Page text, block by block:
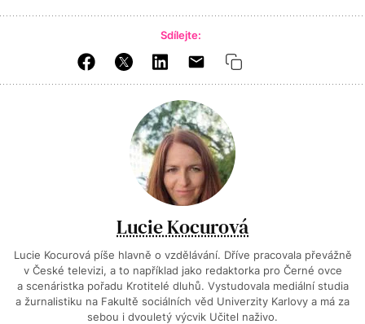
Sdílejte:
Lucie Kocurová
Lucie Kocurová píše hlavně o vzdělávání. Dříve pracovala převážně
v České televizi, a to například jako redaktorka pro Černé ovce
a scenáristka pořadu Krotitelé dluhů. Vystudovala mediální studia
a žurnalistiku na Fakultě sociálních věd Univerzity Karlovy a má za
sebou i dvouletý výcvik Učitel naživo.